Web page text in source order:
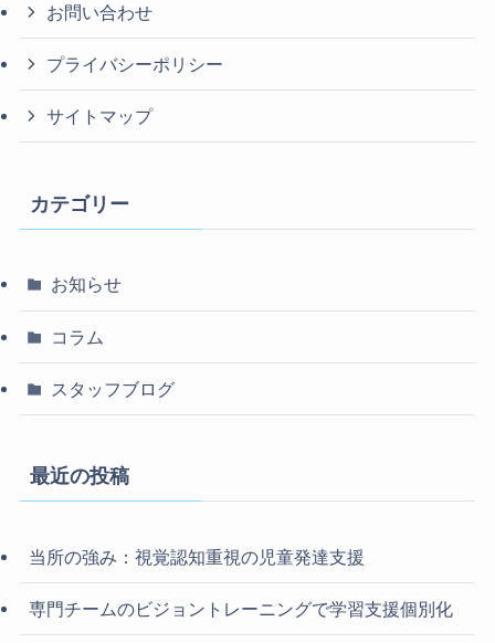
お問い合わせ
プライバシーポリシー
サイトマップ
カテゴリー
お知らせ
コラム
スタッフブログ
最近の投稿
当所の強み：視覚認知重視の児童発達支援
専門チームのビジョントレーニングで学習支援個別化